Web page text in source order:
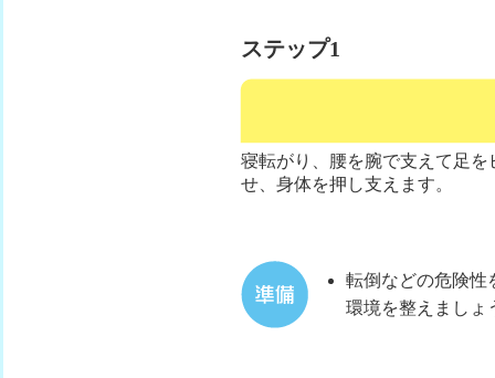
ステップ1
寝転がり、腰を腕で支えて足
せ、身体を押し支えます。
転倒などの危険性
環境を整えましょ